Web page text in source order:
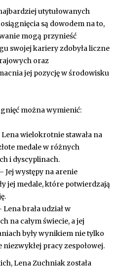
utytułowanych
są dowodem na to,
mogą przynieść
swojej kariery zdobyła liczne
oraz
jej pozycję w środowisku
można wymienić:
wielokrotnie stawała na
medale w różnych
i dyscyplinach.
Jej występy na arenie
jej medale, które potwierdzają
Lena brała udział w
na całym świecie, a jej
były wynikiem nie tylko
niezwykłej pracy zespołowej.
Lena Zuchniak została